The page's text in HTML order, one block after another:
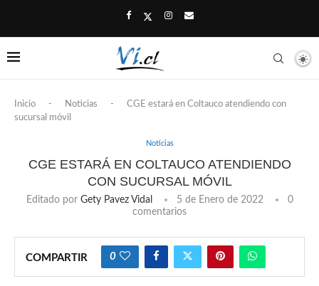
Inicio - Noticias -
CGE estará en Coltauco atendiendo con
sucursal móvil
Noticias
CGE ESTARÁ EN COLTAUCO ATENDIENDO
CON SUCURSAL MÓVIL
Editado por Gety Pavez Vidal 5 de Enero de 2022
0
comentarios
COMPARTIR 0